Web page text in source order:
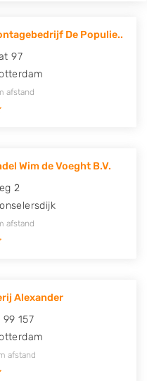
De Populie..
97
afstand
Wim de Voeght B.V.
2
afstand
Alexander
157
afstand